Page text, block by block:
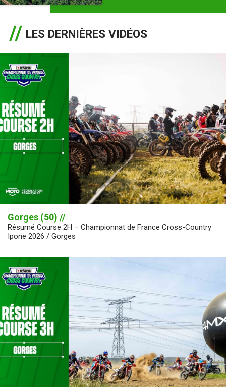
LES DERNIÈRES VIDÉOS
Gorges (50) //
Résumé Course 2H – Championnat de France Cross-Country
Ipone 2026 / Gorges